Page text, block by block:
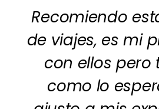
Recomiendo
de viajes, es mi
con ellos pero
como lo